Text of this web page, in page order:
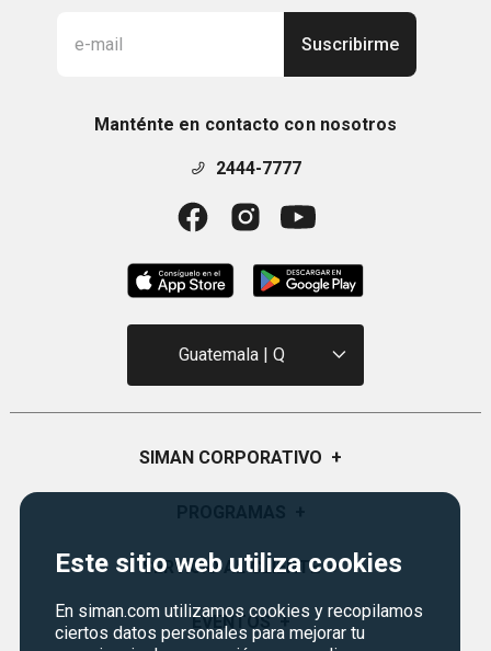
Este sitio web utiliza cookies
En siman.com utilizamos cookies y recopilamos
ciertos datos personales para mejorar tu
Suscribirme
Manténte en contacto con nosotros
2444-7777
Guatemala | Q
SIMAN CORPORATIVO +
Sucursales
Monedero
Certificados de Regalo
Siman PRO
SERVICIO AL CLIENTE +
Preguntas Frecuentes
EVENTOS +